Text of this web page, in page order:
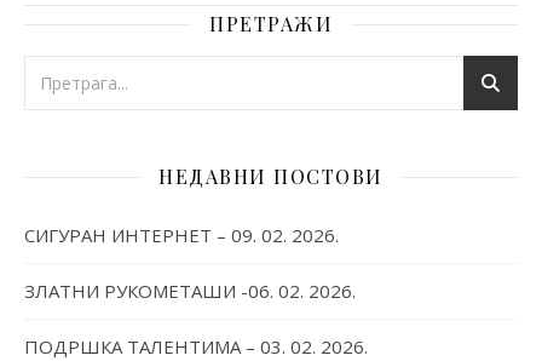
ПРЕТРАЖИ
НЕДАВНИ ПОСТОВИ
СИГУРАН ИНТЕРНЕТ – 09. 02. 2026.
ЗЛАТНИ РУКОМЕТАШИ -06. 02. 2026.
ПОДРШКА ТАЛЕНТИМА – 03. 02. 2026.